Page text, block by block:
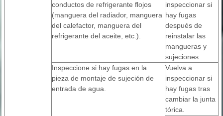
conductos de refrigerante flojos
(manguera del radiador, manguera
del calefactor, manguera del
refrigerante del aceite, etc.).
inspeccionar si
hay fugas
después de
reinstalar las
mangueras y
sujeciones.
Inspeccione si hay fugas en la
pieza de montaje de sujeción de
entrada de agua.
Vuelva a
inspeccionar si
hay fugas tras
cambiar la junta
tórica.